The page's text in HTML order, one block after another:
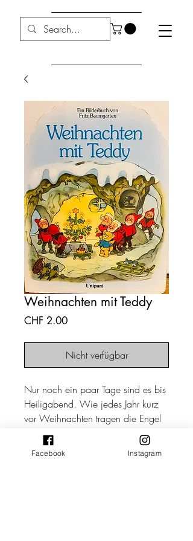
Weihnachten mit Teddy
CHF 2.00Preis
Nicht verfügbar
Nur noch ein paar Tage sind es bis
Heiligabend. Wie jedes Jahr kurz
vor Weihnachten tragen die Engel
hübsche Puppen, bunte Stofftiere
und anderes tolles Spielzeug
Facebook Instagram